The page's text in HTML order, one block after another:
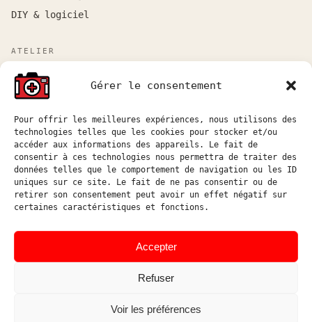
Gérer le consentement
Pour offrir les meilleures expériences, nous utilisons des
technologies telles que les cookies pour stocker et/ou
accéder aux informations des appareils. Le fait de
consentir à ces technologies nous permettra de traiter des
données telles que le comportement de navigation ou les ID
uniques sur ce site. Le fait de ne pas consentir ou de
retirer son consentement peut avoir un effet négatif sur
certaines caractéristiques et fonctions.
Accepter
Refuser
Voir les préférences
DIY & logiciel
ATELIER
Atelier sur rendez-vous entre Marseille et Aix-en-
Provence.
atelier@hostophoto.fr
À propos de l’atelier
Déposer une demande de devis
Accéder au suivi atelier